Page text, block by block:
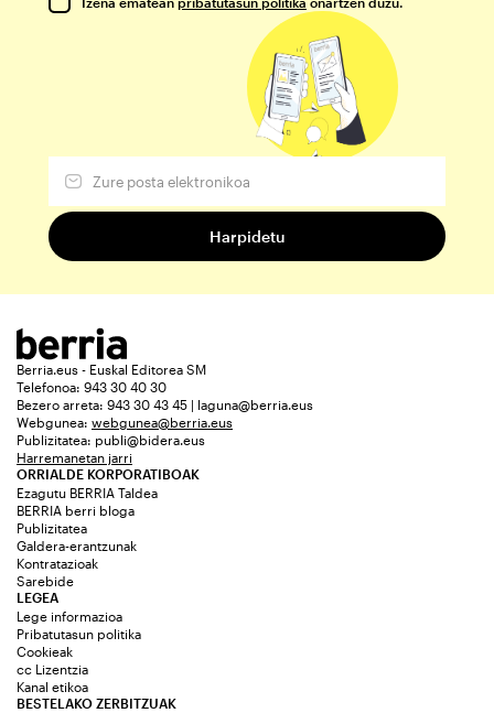
Berria.eus - Euskal Editorea SM
Telefonoa: 943 30 40 30
Bezero arreta: 943 30 43 45 | laguna@berria.eus
Webgunea: webgunea@berria.eus
Publizitatea: publi@bidera.eus
Harremanetan jarri
ORRIALDE KORPORATIBOAK
Ezagutu BERRIA Taldea
BERRIA berri bloga
Publizitatea
Galdera-erantzunak
Kontratazioak
Sarebide
LEGEA
Lege informazioa
Pribatutasun politika
Cookieak
cc Lizentzia
Kanal etikoa
BESTELAKO ZERBITZUAK